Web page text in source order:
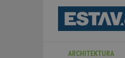
ARCHITEKTURA